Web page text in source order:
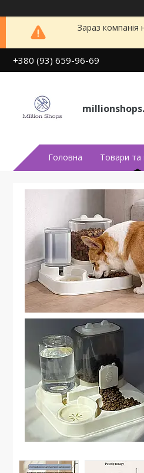
Зараз компанія
+380 (93) 659-96-69
Головна Товари та